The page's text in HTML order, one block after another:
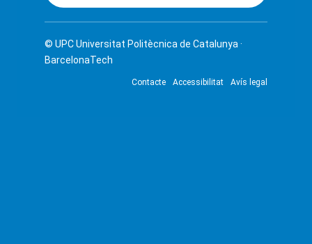
© UPCUniversitat Politècnica de Catalunya ·
BarcelonaTech
Contacte Accessibilitat Avís legal